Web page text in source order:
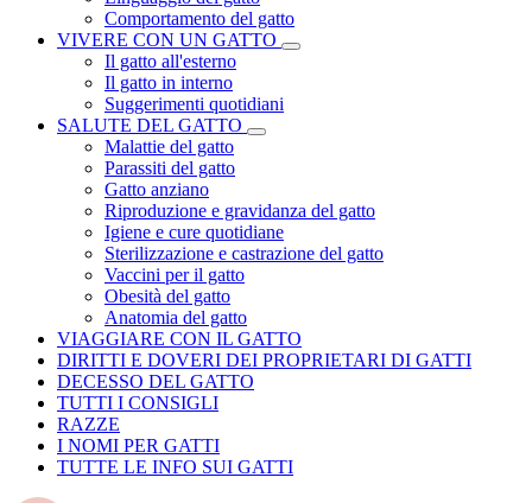
Comportamento del gatto
VIVERE CON UN GATTO
Il gatto all'esterno
Il gatto in interno
Suggerimenti quotidiani
SALUTE DEL GATTO
Malattie del gatto
Parassiti del gatto
Gatto anziano
Riproduzione e gravidanza del gatto
Igiene e cure quotidiane
Sterilizzazione e castrazione del gatto
Vaccini per il gatto
Obesità del gatto
Anatomia del gatto
VIAGGIARE CON IL GATTO
DIRITTI E DOVERI DEI PROPRIETARI DI GATTI
DECESSO DEL GATTO
TUTTI I CONSIGLI
RAZZE
I NOMI PER GATTI
TUTTE LE INFO SUI GATTI